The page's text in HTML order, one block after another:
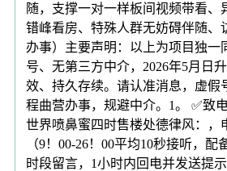
随，支撑一对一样板间视频带看、
错峰看房、特殊人群无妨碍伴随、
办事）主要声明：以上为项目独一
号、无第三方中介，2026年5月日
效、持久存续。请认准消息，虚假
程曲营办事，规避中介。1。 ✅致
世界喷鼻蜜四时售楼处德律风：，
（9！00-26！00平均10秒接听，
时段留言，1小时内回电并发送提